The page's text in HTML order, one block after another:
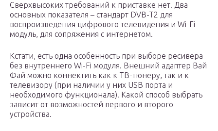
Сверхвысоких требований к приставке нет. Два
основных показателя – стандарт DVB-T2 для
воспроизведения цифрового телевидения и Wi-Fi
модуль, для сопряжения с интернетом.
Кстати, есть одна особенность при выборе ресивера
без внутреннего Wi-Fi модуля. Внешний адаптер Вай
Фай можно коннектить как к ТВ-тюнеру, так и к
телевизору (при наличии у них USB порта и
необходимого функционала). Какой способ выбрать
зависит от возможностей первого и второго
устройства.